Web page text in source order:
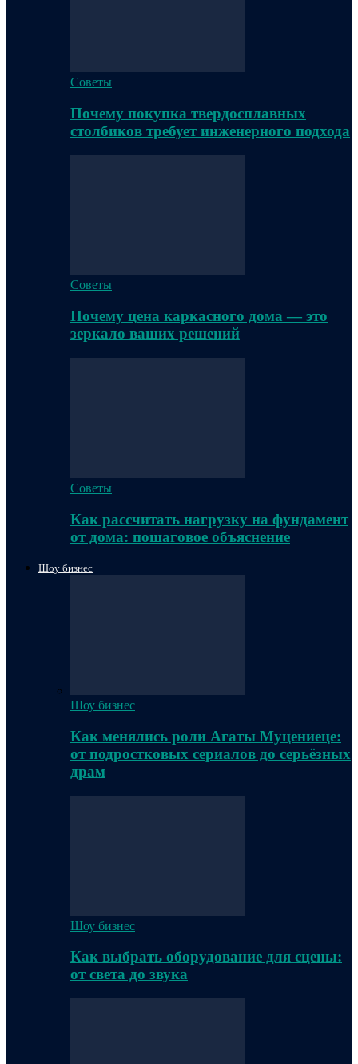
Советы
Почему покупка твердосплавных
столбиков требует инженерного подхода
Советы
Почему цена каркасного дома — это
зеркало ваших решений
Советы
Как рассчитать нагрузку на фундамент
от дома: пошаговое объяснение
Шоу бизнес
Шоу бизнес
Как менялись роли Агаты Муцениеце:
от подростковых сериалов до серьёзных
драм
Шоу бизнес
Как выбрать оборудование для сцены:
от света до звука